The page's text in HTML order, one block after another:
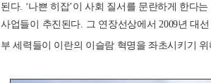
된다. ‘나쁜 히잡’이 사회 질서를 문란하게 한다
사업들이 추진된다. 그 연장선상에서 2009년 대
부 세력들이 이란의 이슬람 혁명을 좌초시키기